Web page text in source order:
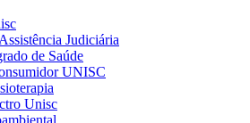
Judiciária
de Saúde
UNISC
Unisc